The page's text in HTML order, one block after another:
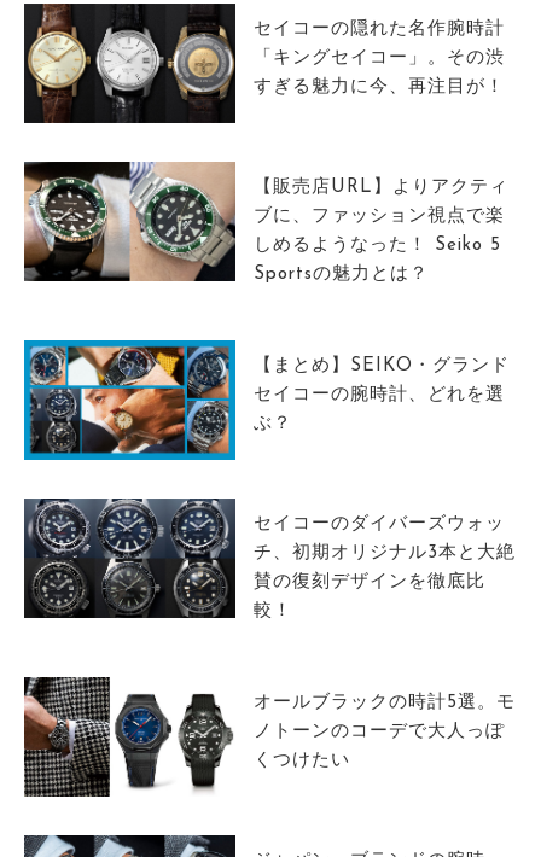
セイコーの隠れた名作腕時計
「キングセイコー」。その渋
すぎる魅力に今、再注目が！
【販売店URL】よりアクティ
ブに、ファッション視点で楽
しめるようなった！ Seiko 5
Sportsの魅力とは？
【まとめ】SEIKO・グランド
セイコーの腕時計、どれを選
ぶ？
セイコーのダイバーズウォッ
チ、初期オリジナル3本と大絶
賛の復刻デザインを徹底比
較！
オールブラックの時計5選。モ
ノトーンのコーデで大人っぽ
くつけたい